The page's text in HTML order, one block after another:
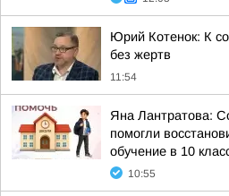
Юрий Котенок: К
без жертв
11:54
Яна Лантратова:
помогли
обучение в 10
10:55